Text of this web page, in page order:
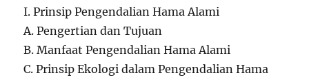
I. Prinsip Pengendalian Hama Alami
A. Pengertian dan Tujuan
B. Manfaat Pengendalian Hama Alami
C. Prinsip Ekologi dalam Pengendalian Hama